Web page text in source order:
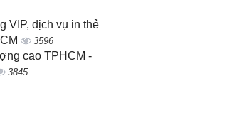
VIP, dịch vụ in thẻ
3596
cao TPHCM -
3845